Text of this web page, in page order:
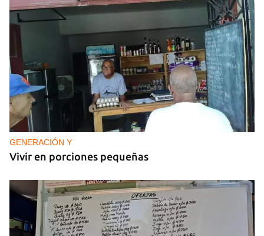
GENERACIÓN Y
Vivir en porciones pequeñas